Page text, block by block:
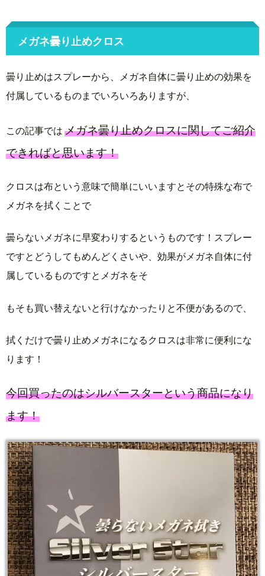
メガネ曇り止めクロス
曇り止めはスプレーから、メガネ自体に曇り止めの効果を
付属しているものまでいろいろありますが、
この記事では メガネ曇り止めクロスに関してご紹介
できればと思います！
クロスは布という意味で簡単にいいますとその特殊な布で
メガネを拭くことで
曇らないメガネに早変わりするというものです！スプレー
ですとどうしてもめんどくさいや、効果がメガネ自体に付
属しているものですとメガネをそ
もそも買い替えないと行けなかったりと不便があるので、
拭くだけで曇り止めメガネになるクロスは非常に便利にな
ります！
今回買ったのはシルバースターという商品になり
ます！